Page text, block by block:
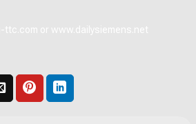
or www.dailysiemens.net